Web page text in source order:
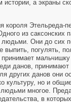
а экраны
короля Этельреда-
из саксонских
Они до сих
погулять,
принимает
данов, принимают
данов они
культуру, но и
многое.
в